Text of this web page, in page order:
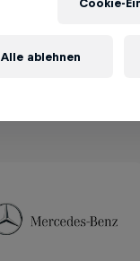
Cookie-
Alle ablehnen